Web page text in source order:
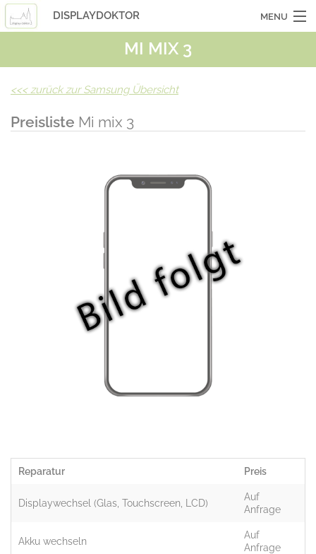
DISPLAYDOKTOR MENU
MI MIX 3
<<<zurück zur Samsung Übersicht
Preisliste Mi mix 3
Reparatur Preis
Displaywechsel (Glas, Touchscreen, LCD)
Auf
Anfrage
Akku wechseln
Auf
Anfrage